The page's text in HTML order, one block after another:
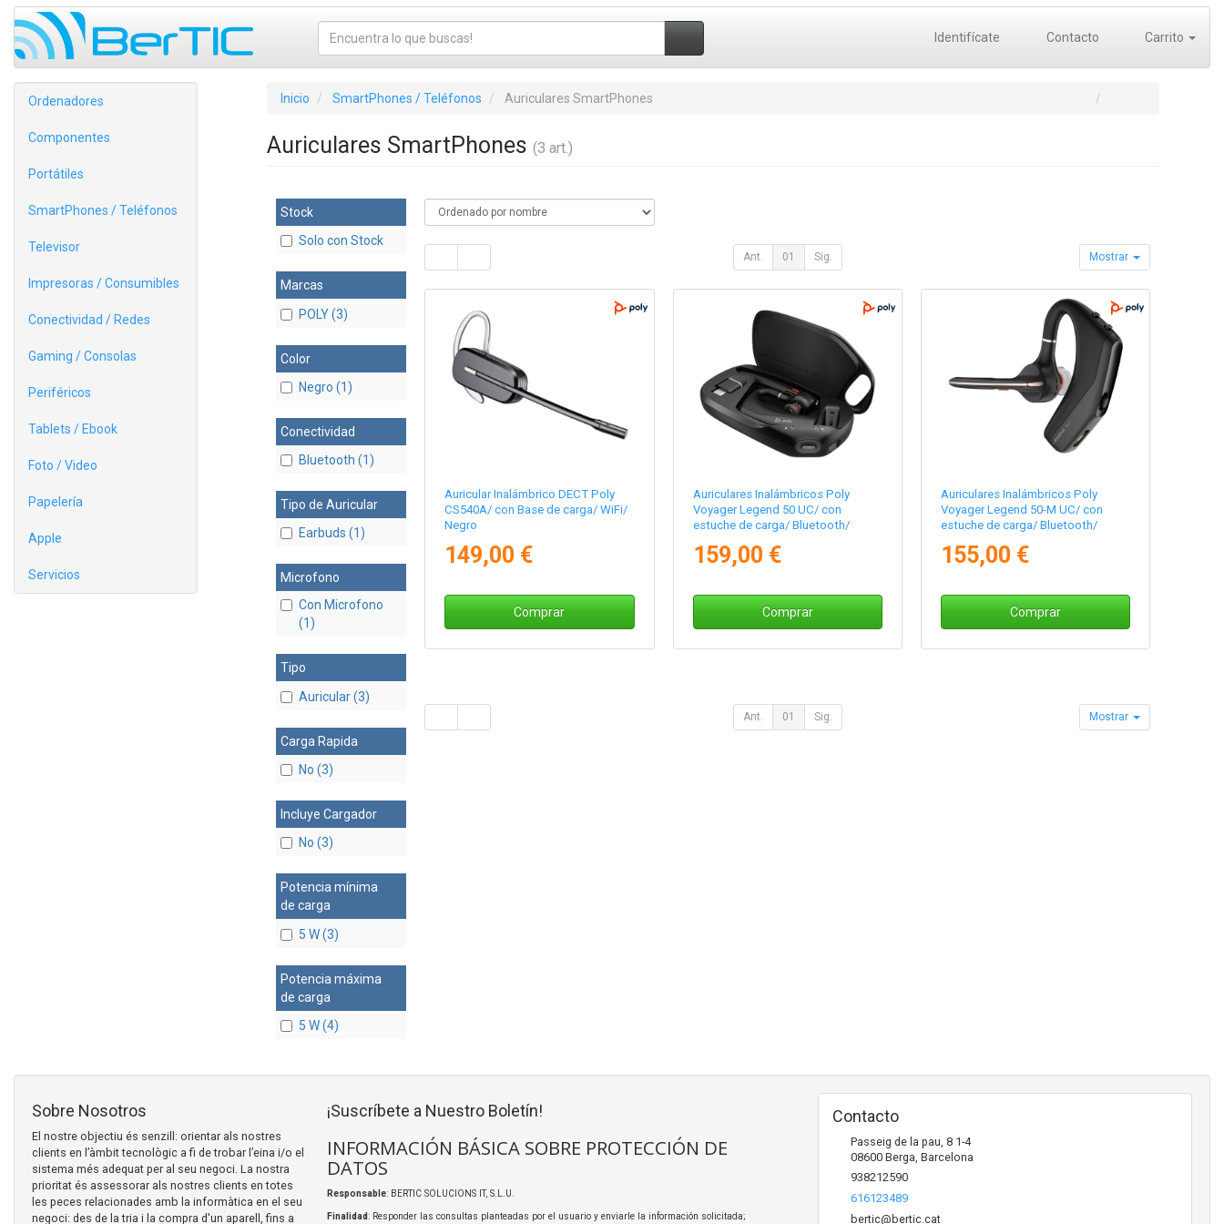
Identifícate Contacto Carrito
Ordenadores
Componentes
Portátiles
SmartPhones / Teléfonos
Televisor
Impresoras / Consumibles
Conectividad / Redes
Gaming / Consolas
Periféricos
Tablets / Ebook
Foto / Video
Papelería
Apple
Servicios
Inicio SmartPhones / Teléfonos Auriculares SmartPhones
Auriculares SmartPhones (3 art.)
Stock
Solo con Stock
Marcas
POLY (3)
Color
Negro (1)
Conectividad
Bluetooth (1)
Tipo de Auricular
Earbuds (1)
Microfono
Con Microfono
(1)
Tipo
Auricular (3)
Carga Rapida
No (3)
Incluye Cargador
No (3)
Potencia mínima
de carga
5 W (3)
Potencia máxima
de carga
5 W (4)
Ant. 01 Sig. Mostrar
Auricular Inalámbrico DECT Poly
CS540A/ con Base de carga/ WiFi/
Negro
149,00 €
Comprar
Auriculares Inalámbricos Poly
Voyager Legend 50 UC/ con
estuche de carga/ Bluetooth/
159,00 €
Comprar
Auriculares Inalámbricos Poly
Voyager Legend 50-M UC/ con
estuche de carga/ Bluetooth/
155,00 €
Comprar
Ant. 01 Sig. Mostrar
Sobre Nosotros
El nostre objectiu és senzill: orientar als nostres
clients en l’àmbit tecnològic a fi de trobar l’eina i/o el
sistema més adequat per al seu negoci. La nostra
prioritat és assessorar als nostres clients en totes
les peces relacionades amb la informàtica en el seu
negoci: des de la tria i la compra d'un aparell, fins a
¡Suscríbete a Nuestro Boletín!
INFORMACIÓN BÁSICA SOBRE PROTECCIÓN DE
DATOS
Responsable: BERTIC SOLUCIONS IT, S.L.U.
Finalidad: Responder las consultas planteadas por el usuario y enviarle la información solicitada;
Contacto
Passeig de la pau, 8 1-4
08600 Berga Barcelona
938212590
616123489
bertic@bertic.cat